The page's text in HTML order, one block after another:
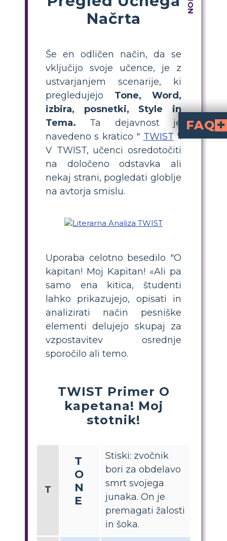
Načrta
Še en odličen način, da se
vključijo svoje učence, je z
ustvarjanjem scenarije, ki
pregledujejo Tone, Word,
izbira, posnetki, Style in
Tema. Ta dejavnost je
navedeno s kratico " TWIST ".
V TWIST, učenci osredotočiti
na določeno odstavka ali
nekaj strani, pogledati globlje
na avtorja smislu.
Uporaba celotno besedilo "O
kapitan! Moj Kapitan! «Ali pa
samo ena kitica, študenti
lahko prikazujejo, opisati in
analizirati način pesniške
elementi delujejo skupaj za
vzpostavitev osrednje
sporočilo ali temo.
TWIST Primer O
kapetana! Moj
stotnik!
T
T
O
N
E
Stiski: zvočnik
bori za obdelavo
smrt svojega
junaka. On je
premagati žalosti
in šoka.
FAQ